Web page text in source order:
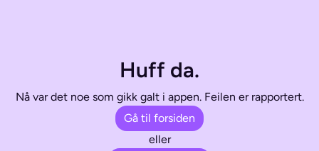
Huff da.
Nå var det noe som gikk galt i appen. Feilen er rapportert.
Gå til forsiden
eller